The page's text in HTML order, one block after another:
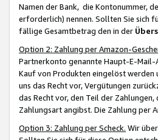
Namen der Bank, die Kontonummer,
erforderlich) nennen. Sollten Sie sich
fällige Gesamtbetrag den in der
Option 2: Zahlung per Amazon-
Partnerkonto genannte Haupt-E-Mail-
Kauf von Produkten eingelöst werden
uns das Recht vor, Vergütungen
das Recht vor, den Teil der
Zahlungsart angibst. Die Zahlung per
Option 3: Zahlung per Scheck. Wir